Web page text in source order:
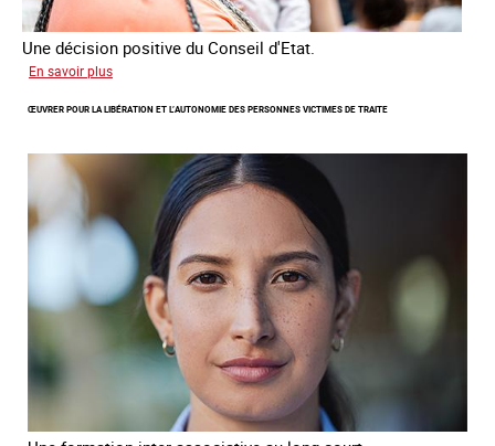
Une décision positive du Conseil d'Etat.
En savoir plus
les
d'obtenir
de
séjour
pour
les
victimes
traite
ŒUVRER POUR LA LIBÉRATION ET L’AUTONOMIE DES PERSONNES VICTIMES DE TRAITE